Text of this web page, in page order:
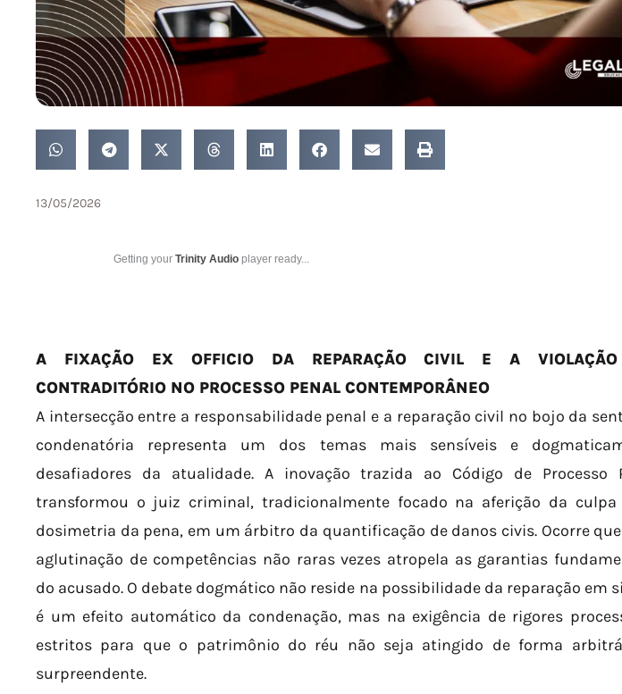
13/05/2026
Getting your Trinity Audio player ready...
A FIXAÇÃO EX OFFICIO DA REPARAÇÃO CIVIL E A
CONTRADITÓRIO NO PROCESSO PENAL CONTEMPORÂNEO
A intersecção entre a responsabilidade penal e a reparação civil no bojo da
condenatória representa um dos temas mais sensíveis e
desafiadores da atualidade. A inovação trazida ao Código de Processo
transformou o juiz criminal, tradicionalmente focado na aferição da culpa
dosimetria da pena, em um árbitro da quantificação de danos civis. Ocorre
aglutinação de competências não raras vezes atropela as garantias
do acusado. O debate dogmático não reside na possibilidade da reparação em
é um efeito automático da condenação, mas na exigência de rigores
estritos para que o patrimônio do réu não seja atingido de forma
surpreendente.